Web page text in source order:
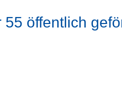
55 öffentlich